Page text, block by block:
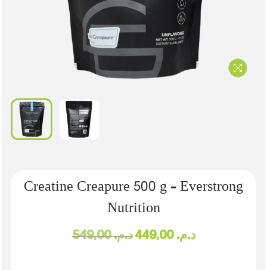
Creatine Creapure 500 g – Everstrong
Nutrition
د.م.549,00 د.م. 449,00